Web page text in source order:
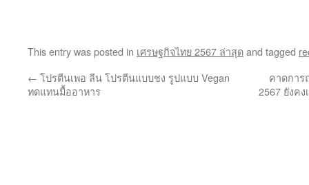
This entry was posted in เศรษฐกิจไทย 2567 ล่าสุดand tagged
← โปรตีนเพอ ลีน โปรตีนแบบชง รูปแบบ Vegan
ทดแทนมื้ออาหาร
คาดการ
2567 ยังค